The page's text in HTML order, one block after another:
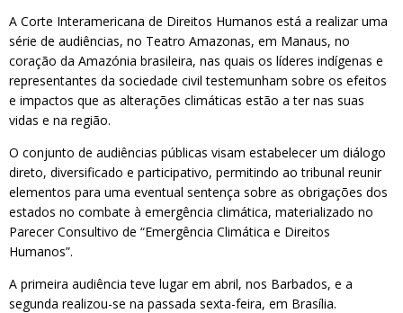
A Corte Interamericana de Direitos Humanos está a realizar uma
série de audiências, no Teatro Amazonas, em Manaus, no
coração da Amazónia brasileira, nas quais os líderes indígenas e
representantes da sociedade civil testemunham sobre os efeitos
e impactos que as alterações climáticas estão a ter nas suas
vidas e na região.
O conjunto de audiências públicas visam estabelecer um diálogo
direto, diversificado e participativo, permitindo ao tribunal reunir
elementos para uma eventual sentença sobre as obrigações dos
estados no combate à emergência climática, materializado no
Parecer Consultivo de “Emergência Climática e Direitos
Humanos”.
A primeira audiência teve lugar em abril, nos Barbados, e a
segunda realizou-se na passada sexta-feira, em Brasília.